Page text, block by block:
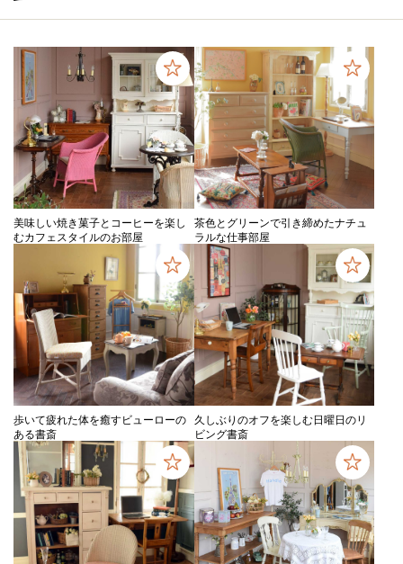
美味しい焼き菓子とコーヒーを楽し
むカフェスタイルのお部屋
茶色とグリーンで引き締めたナチュ
ラルな仕事部屋
歩いて疲れた体を癒すビューローの
ある書斎
久しぶりのオフを楽しむ日曜日のリ
ビング書斎